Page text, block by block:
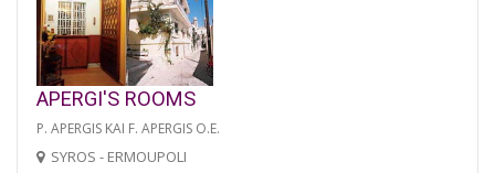
APERGI'S ROOMS
P. APERGIS KAI F. APERGIS O.E.
SYROS - ERMOUPOLI